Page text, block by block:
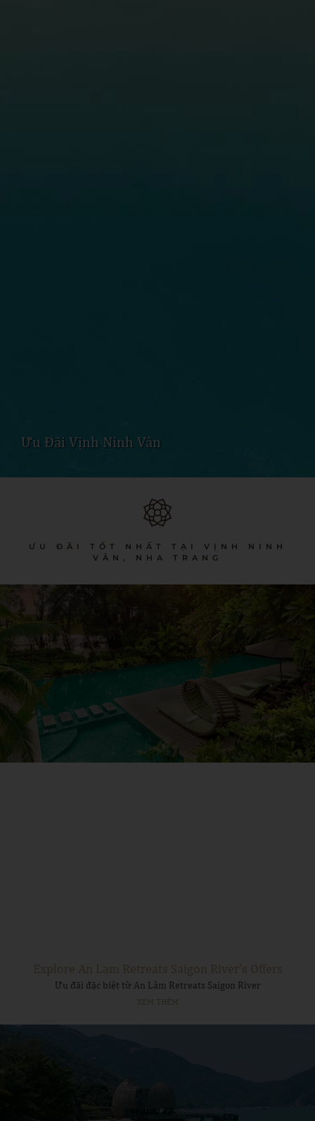
Ưu Đãi Vịnh Ninh Vân
ƯU ĐÃI TỐT NHẤT TẠI VỊNH NINH
VÂN, NHA TRANG
Explore An Lam Retreats Saigon River’s Offers
Ưu đãi đặc biệt từ An Lâm Retreats Saigon River
XEM THÊM